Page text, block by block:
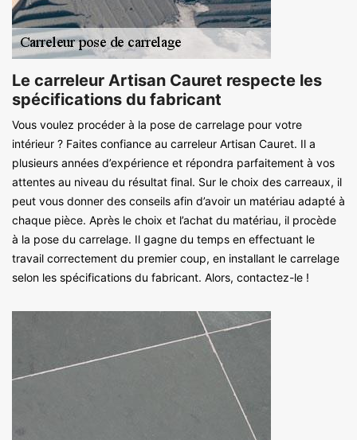
Le carreleur Artisan Cauret respecte les
spécifications du fabricant
Vous voulez procéder à la pose de carrelage pour votre
intérieur ? Faites confiance au carreleur Artisan Cauret. Il a
plusieurs années d’expérience et répondra parfaitement à vos
attentes au niveau du résultat final. Sur le choix des carreaux, il
peut vous donner des conseils afin d’avoir un matériau adapté à
chaque pièce. Après le choix et l’achat du matériau, il procède
à la pose du carrelage. Il gagne du temps en effectuant le
travail correctement du premier coup, en installant le carrelage
selon les spécifications du fabricant. Alors, contactez-le !